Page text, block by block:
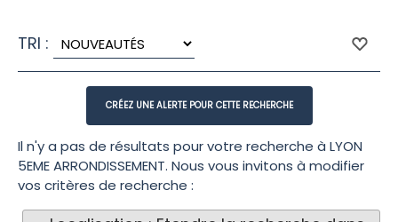
TRI :
Il n'y a pas de résultats pour votre recherche à LYON
5EME ARRONDISSEMENT. Nous vous invitons à modifier
vos critères de recherche :